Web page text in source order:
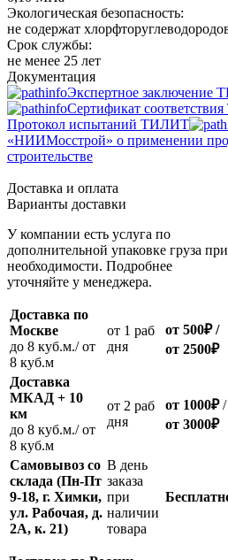
Экологическая безопасность:
не содержат
Срок службы:
не менее 25 лет
Документация
Экспертное заключение
Сертификат
Протокол испытаний ТИЛИТ
«НИИМосстрой» о применении
строительстве
Доставка и оплата
Варианты доставки
У компании есть услуга по
дополнительной упаковке груза при
необходимости. Подробнее
уточняйте у менеджера.
Доставка по
Москве
до 8 куб.м./ от
8 куб.м
oт 1 раб
дня
от 500₽/
от 2500₽
Доставка
МКАД + 10
км
до 8 куб.м./ от
8 куб.м
oт 2 раб
дня
от 1000₽/
от 3000₽
Самовывоз со
склада (Пн-Пт
9-18, г. Химки,
ул. Рабочая, д.
2А, к. 21)
В день
заказа
при
наличии
товара